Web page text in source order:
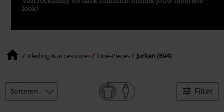
look!
Kleding & accessoires One-Pieces Jurken (694)
Filter